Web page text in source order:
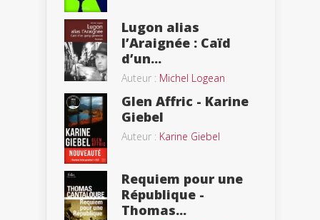
Lugon alias
l’Araignée : Caïd
d’un...
Auteur : Michel Logean
Glen Affric - Karine
Giebel
Auteur : Karine Giebel
Requiem pour une
République -
Thomas...